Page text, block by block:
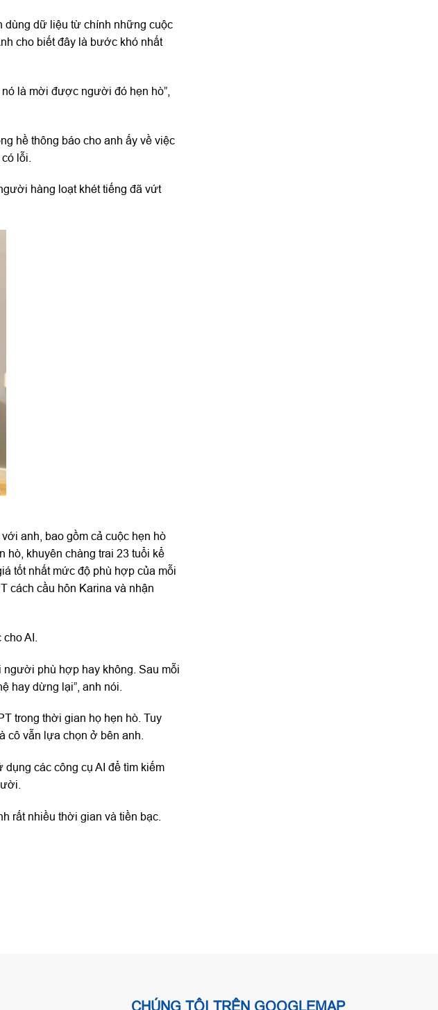
dùng dữ liệu từ chính những cuộc
cho biết đây là bước khó nhất
là mời được người đó hẹn hò”,
hề thông báo cho anh ấy về việc
lỗi.
hàng loạt khét tiếng đã vứt
anh, bao gồm cả cuộc hẹn hò
hò, khuyên chàng trai 23 tuổi kể
tốt nhất mức độ phù hợp của mỗi
cách cầu hôn Karina và nhận
AI.
người phù hợp hay không. Sau mỗi
hay dừng lại”, anh nói.
trong thời gian họ hẹn hò. Tuy
cô vẫn lựa chọn ở bên anh.
các công cụ AI để tìm kiếm
rất nhiều thời gian và tiền bạc.
CHÚNG TÔI TRÊN GOOGLEMAP